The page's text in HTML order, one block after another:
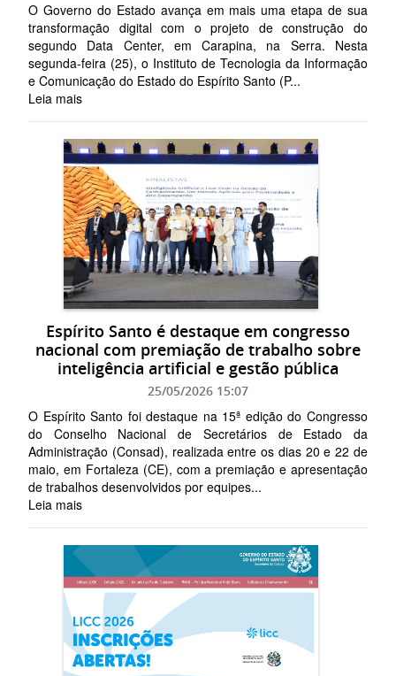
O Governo do Estado avança em mais uma etapa de sua
transformação digital com o projeto de construção do
segundo Data Center, em Carapina, na Serra. Nesta
segunda-feira (25), o Instituto de Tecnologia da Informação
e Comunicação do Estado do Espírito Santo (P...
Leia mais
Espírito Santo é destaque em congresso
nacional com premiação de trabalho sobre
inteligência artificial e gestão pública
25/05/2026 15:07
O Espírito Santo foi destaque na 15ª edição do Congresso
do Conselho Nacional de Secretários de Estado da
Administração (Consad), realizada entre os dias 20 e 22 de
maio, em Fortaleza (CE), com a premiação e apresentação
de trabalhos desenvolvidos por equipes...
Leia mais